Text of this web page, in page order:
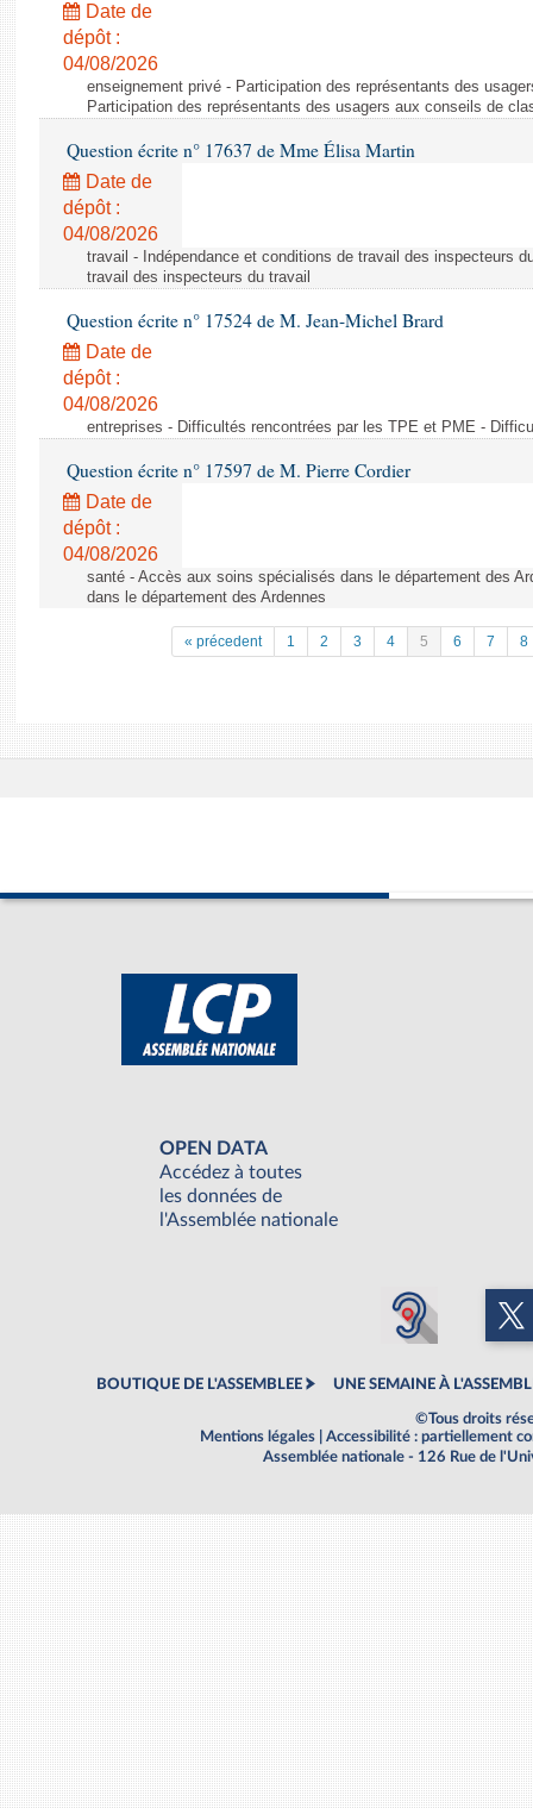
Date de
dépôt :
04/08/2026
enseignement privé - Participation des représentants des
Participation des représentants des usagers aux conseils de
Question écrite n° 17637 de Mme Élisa Martin
Date de
dépôt :
04/08/2026
travail - Indépendance et conditions de travail des inspecteurs
travail des inspecteurs du travail
Question écrite n° 17524 de M. Jean-Michel Brard
Date de
dépôt :
04/08/2026
entreprises - Difficultés rencontrées par les TPE et PME -
Question écrite n° 17597 de M. Pierre Cordier
Date de
dépôt :
04/08/2026
santé - Accès aux soins spécialisés dans le département des
dans le département des Ardennes
« précedent 1 2 3 4 5 6 7 8
OPEN DATA
Accédez à toutes
les données de
l'Assemblée nationale
BOUTIQUE DE L'ASSEMBLEE UNE SEMAINE À
©Tous droits
Mentions légales
Accessibilité : partiellement
Assemblée nationale - 126 Rue de